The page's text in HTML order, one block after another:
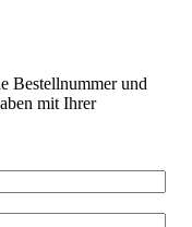
Bestellnummer und
mit Ihrer